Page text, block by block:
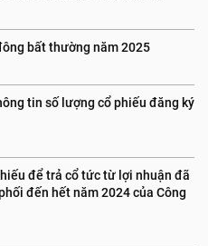
bất thường năm 2025
tin số lượng cổ phiếu đăng ký
để trả cổ tức từ lợi nhuận đã
đến hết năm 2024 của Công